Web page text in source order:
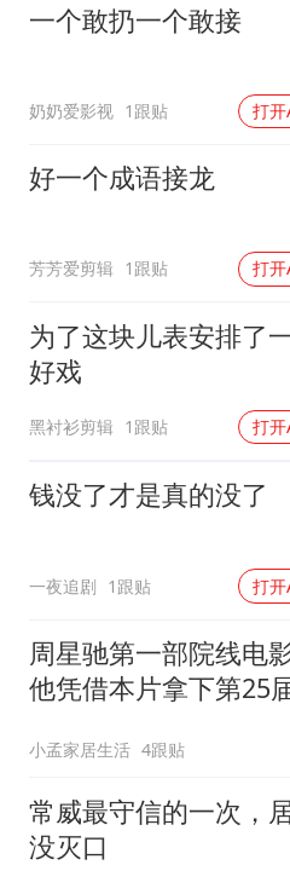
东方之
一个敢扔一个敢接
奶奶爱影视 1跟贴 打开
好一个成语接龙
芳芳爱剪辑 1跟贴 打开
为了这块儿表安排了
好戏
黑衬衫剪辑 1跟贴 打开
钱没了才是真的没了
一夜追剧 1跟贴 打开
周星驰第一部院线电
他凭借本片拿下第25
小孟家居生活 4跟贴
常威最守信的一次，
没灭口